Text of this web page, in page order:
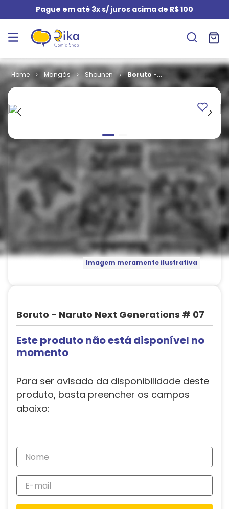
Pague em até 3x s/ juros acima de R$ 100
Mangás Shounen
Boruto -
Naruto Next
07
Imagem meramente ilustrativa
Boruto - Naruto Next Generations # 07
Este produto não está disponível no
momento
Para ser avisado da disponibilidade deste
produto, basta preencher os campos
abaixo: